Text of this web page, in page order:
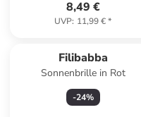
8,49 €
UVP: 11,99 €*
Filibabba
Sonnenbrille in Rot
-24%